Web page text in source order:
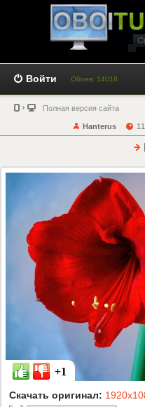
Войти Обоев: 14018
Полная версия сайта
Hanterus
+1
Скачать оригинал: